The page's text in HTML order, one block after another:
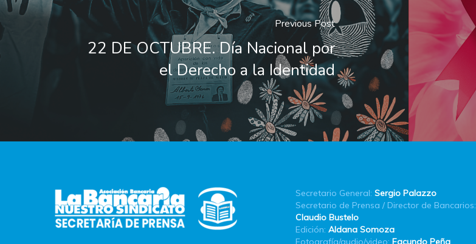
Previous Post
22 DE OCTUBRE. Día Nacional por
el Derecho a la Identidad
Secretario General: Sergio Palazzo
Secretario de Prensa / Director de Bancarios:
Claudio Bustelo
Edición: Aldana Somoza
Fotografía/audio/video: Facundo Peña